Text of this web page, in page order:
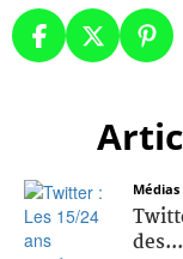
Médias
des...